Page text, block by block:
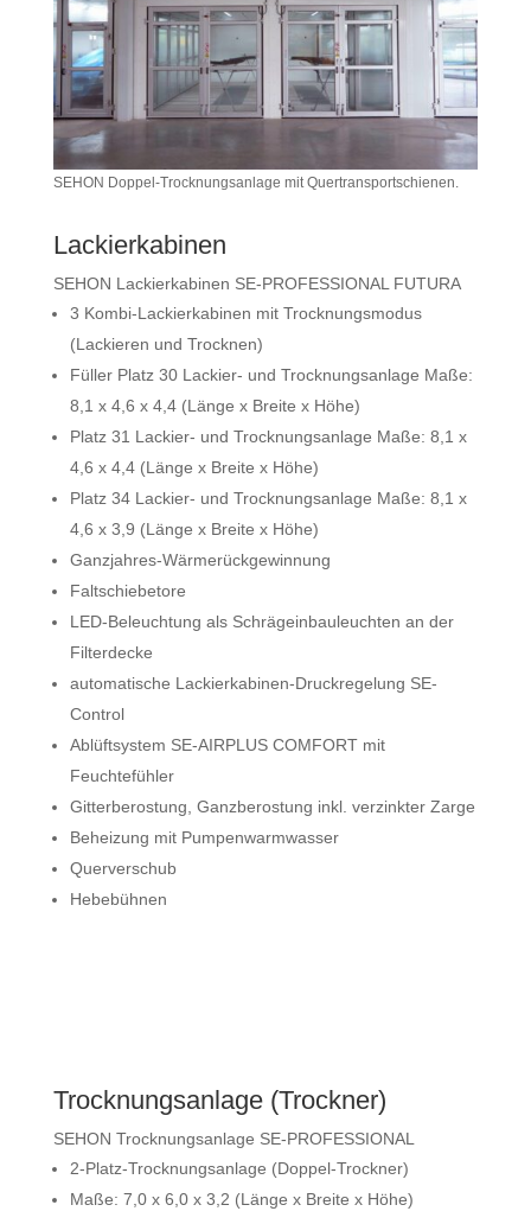
SEHON Doppel-Trocknungsanlage mit Quertransportschienen.
Lackierkabinen
SEHON Lackierkabinen SE-PROFESSIONAL FUTURA
3 Kombi-Lackierkabinen mit Trocknungsmodus
(Lackieren und Trocknen)
Füller Platz 30 Lackier- und Trocknungsanlage Maße:
8,1 x 4,6 x 4,4 (Länge x Breite x Höhe)
Platz 31 Lackier- und Trocknungsanlage Maße: 8,1 x
4,6 x 4,4 (Länge x Breite x Höhe)
Platz 34 Lackier- und Trocknungsanlage Maße: 8,1 x
4,6 x 3,9 (Länge x Breite x Höhe)
Ganzjahres-Wärmerückgewinnung
Faltschiebetore
LED-Beleuchtung als Schrägeinbauleuchten an der
Filterdecke
automatische Lackierkabinen-Druckregelung SE-
Control
Ablüftsystem SE-AIRPLUS COMFORT mit
Feuchtefühler
Gitterberostung, Ganzberostung inkl. verzinkter Zarge
Beheizung mit Pumpenwarmwasser
Querverschub
Hebebühnen
Trocknungsanlage (Trockner)
SEHON Trocknungsanlage SE-PROFESSIONAL
2-Platz-Trocknungsanlage (Doppel-Trockner)
Maße: 7,0 x 6,0 x 3,2 (Länge x Breite x Höhe)